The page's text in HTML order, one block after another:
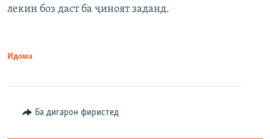
лекин боз даст ба ҷиноят заданд.
Идома
Ба дигарон фиристед